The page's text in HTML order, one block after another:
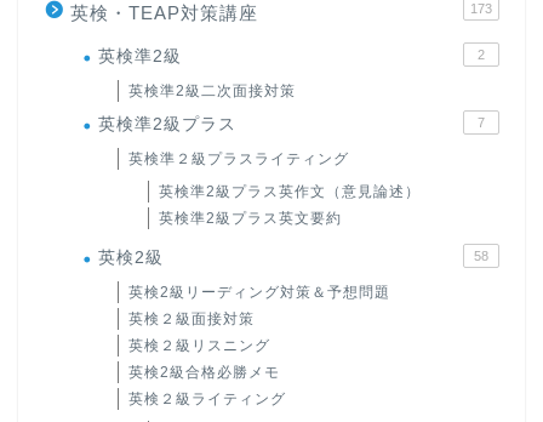
英検・TEAP対策講座 173
英検準2級 2
英検準2級二次面接対策
英検準2級プラス 7
英検準２級プラスライティング
英検準2級プラス英作文（意見論述）
英検準2級プラス英文要約
英検2級 58
英検2級リーディング対策＆予想問題
英検２級面接対策
英検２級リスニング
英検2級合格必勝メモ
英検２級ライティング